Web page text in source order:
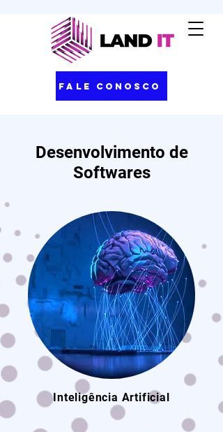
Fale Conosco
Desenvolvimento de
Softwares
Inteligência Artificial